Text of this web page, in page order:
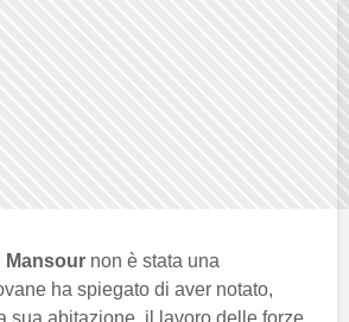
Mansour non è stata una
ha spiegato di aver notato,